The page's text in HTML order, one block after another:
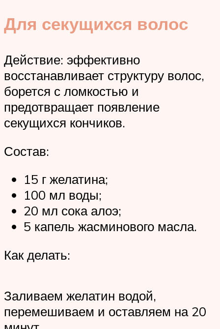
Для секущихся волос
Действие: эффективно
восстанавливает структуру волос,
борется с ломкостью и
предотвращает появление
секущихся кончиков.
Состав:
15 г желатина;
100 мл воды;
20 мл сока алоэ;
5 капель жасминового масла.
Как делать:
Заливаем желатин водой,
перемешиваем и оставляем на 20